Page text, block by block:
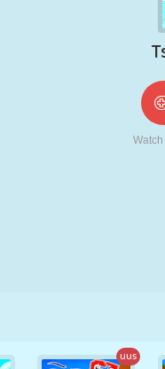
TRULL
uus